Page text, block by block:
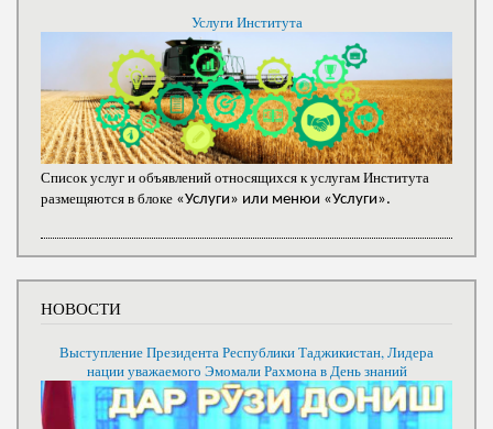
Услуги Института
Список услуг и объявлений относящихся к услугам Института
размещяются в блоке «Услуги» или менюи «Услуги».
НОВОСТИ
Выступление Президента Республики Таджикистан, Лидера
нации уважаемого Эмомали Рахмона в День знаний